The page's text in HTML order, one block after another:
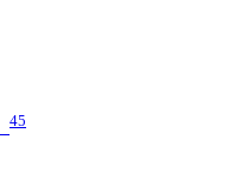
45